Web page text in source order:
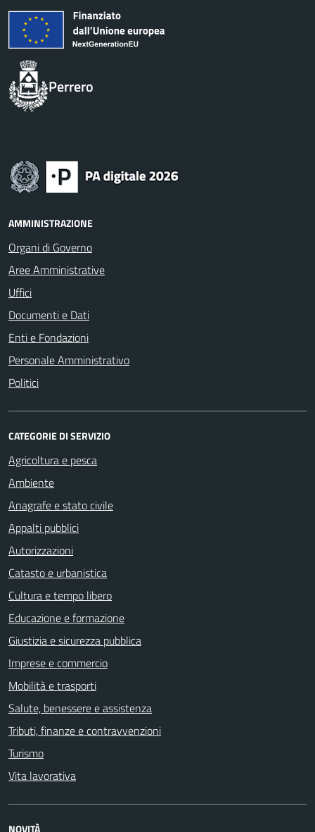
Perrero
AMMINISTRAZIONE
Organi di Governo
Aree Amministrative
Uffici
Documenti e Dati
Enti e Fondazioni
Personale Amministrativo
Politici
CATEGORIE DI SERVIZIO
Agricoltura e pesca
Ambiente
Anagrafe e stato civile
Appalti pubblici
Autorizzazioni
Catasto e urbanistica
Cultura e tempo libero
Educazione e formazione
Giustizia e sicurezza pubblica
Imprese e commercio
Mobilità e trasporti
Salute, benessere e assistenza
Tributi, finanze e contravvenzioni
Turismo
Vita lavorativa
NOVITÀ